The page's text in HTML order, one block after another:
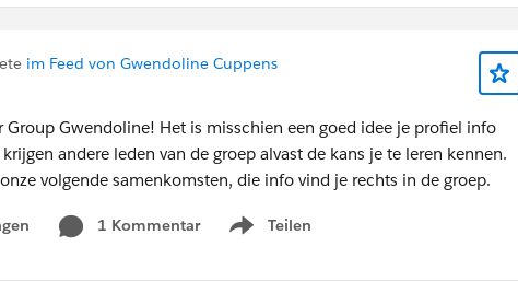
im Feed von Gwendoline Cuppens
Group Gwendoline! Het is misschien een goed idee je profiel info
andere leden van de groep alvast de kans je te leren kennen.
volgende samenkomsten, die info vind je rechts in de groep.
1 Kommentar Teilen
Show menu